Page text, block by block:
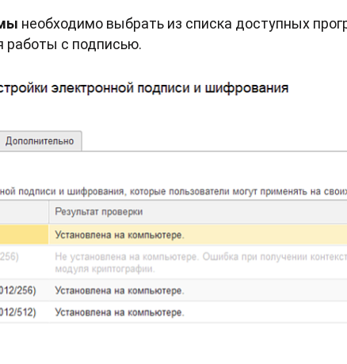
необходимо выбрать из списка доступных
работы с подписью.